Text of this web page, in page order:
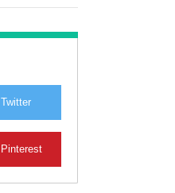
Twitter
Pinterest